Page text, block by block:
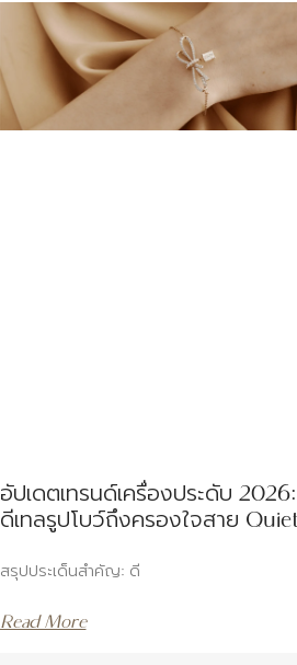
อัปเดตเทรนด์เครื่องประดับ
ดีเทลรูปโบว์ถึงครองใจสาย
สรุปประเด็นสำคัญ: ดี
Read More